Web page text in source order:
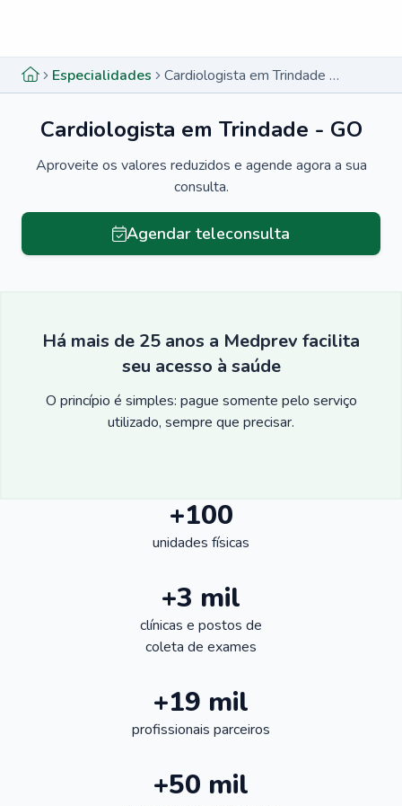
Especialidades Cardiologista em Trindade - GO
Cardiologista em Trindade - GO
Aproveite os valores reduzidos e agende agora a sua
consulta.
Agendar teleconsulta
Há mais de 25 anos a Medprev facilita
seu acesso à saúde
O princípio é simples: pague somente pelo serviço
utilizado, sempre que precisar.
+100
unidades físicas
+3 mil
clínicas e postos de
coleta de exames
+19 mil
profissionais parceiros
+50 mil